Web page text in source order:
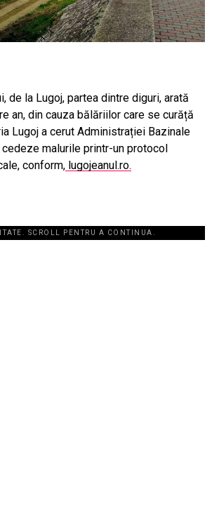
de la Lugoj, partea dintre diguri, arată
an, din cauza bălăriilor care se curăță
Lugoj a cerut Administrației Bazinale
malurile printr-un protocol
conform, lugojeanul.ro.
SCROLL PENTRU A CONTINUA.